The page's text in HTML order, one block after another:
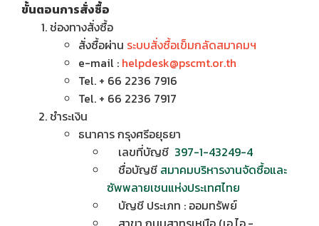
ขั้นตอนการสั่งซื้อ
ช่องทางสั่งซื้อ
สั่งซื้อผ่าน ระบบสั่งซื้อเข็มกลัดสมาคมฯ
e-mail : helpdesk@pscmt.or.th
Tel. + 66 2236 7916
Tel. + 66 2236 7917
ชำระเงิน
ธนาคาร กรุงศรีอยุธยา
เลขที่บัญชี 397-1-43249-4
ชื่อบัญชี สมาคมบริหารงานจัดซื้อและ
ซัพพลายเชนแห่งประเทศไทย
บัญชี ประเภท : ออมทรัพย์